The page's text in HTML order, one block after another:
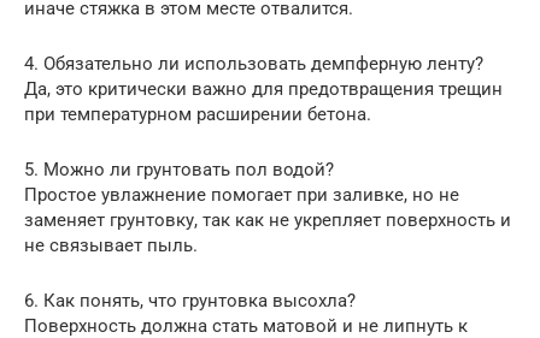
иначе стяжка в этом месте отвалится.
4. Обязательно ли использовать демпферную ленту?
Да, это критически важно для предотвращения трещин
при температурном расширении бетона.
5. Можно ли грунтовать пол водой?
Простое увлажнение помогает при заливке, но не
заменяет грунтовку, так как не укрепляет поверхность и
не связывает пыль.
6. Как понять, что грунтовка высохла?
Поверхность должна стать матовой и не липнуть к